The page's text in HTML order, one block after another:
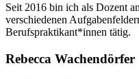
Seit 2016 bin ich als Dozent
verschiedenen
Berufspraktikant*innen tätig.
Rebecca Wachendörfer